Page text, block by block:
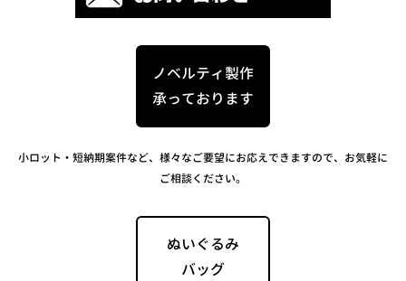
ノベルティ製作
承っております
小ロット・短納期案件など、様々なご要望にお応えできますので、お気軽に
ご相談ください。
ぬいぐるみ
バッグ